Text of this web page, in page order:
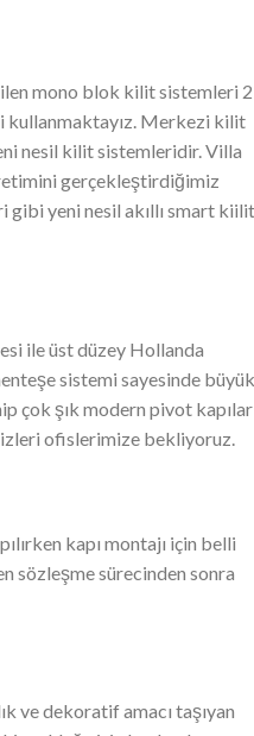
mono blok kilit sistemleri 2
kullanmaktayız. Merkezi kilit
nesil kilit sistemleridir. Villa
gerçekleştirdiğimiz
gibi yeni nesil akıllı smart kiilit
ile üst düzey Hollanda
sistemi sayesinde büyük
çok şık modern pivot kapılar
ofislerimize bekliyoruz.
kapı montajı için belli
sözleşme sürecinden sonra
ve dekoratif amacı taşıyan